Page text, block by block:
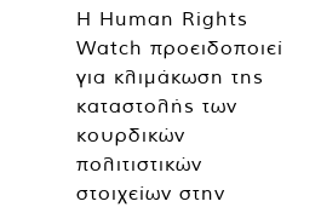
Η Human Rights
Watch προειδοποιεί
για κλιμάκωση της
καταστολής των
κουρδικών
πολιτιστικών
στοιχείων στην